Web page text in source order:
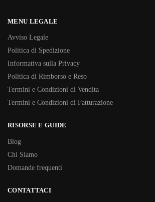
MENU LEGALE
Avviso Legale
Politica di Spedizione
Informativa sulla Privacy
Politica di Rimborso e Reso
Termini e Condizioni di Vendita
Termini e Condizioni di Fatturazione
RISORSE E GUIDE
Blog
Chi Siamo
Domande frequenti
CONTATTACI